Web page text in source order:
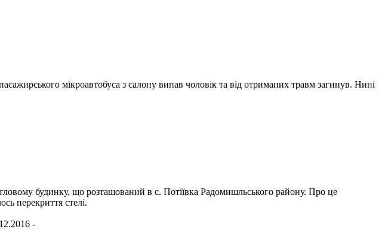
мікроавтобуса з салону випав чоловік та від отриманих травм загинув. Нині
будинку, що розташований в с. Потіївка Радомишльського району. Про це
перекриття стелі.
-